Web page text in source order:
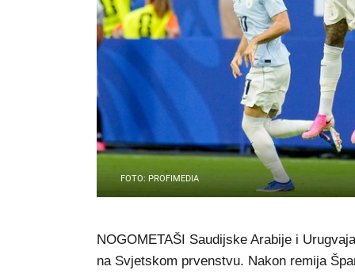
FOTO: PROFIMEDIA
NOGOMETAŠI Saudijske Arabije i
na Svjetskom prvenstvu. Nakon remija